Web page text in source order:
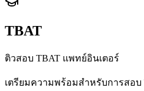
TBAT
ติวสอบ TBAT แพทย์อินเตอร์
เตรียมความพร้อมสำหรับการสอ